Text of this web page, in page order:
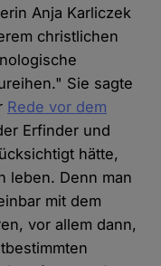
Anja Karliczek
christlichen
Sie sagte
Rede vor dem
Erfinder und
hätte,
leben. Denn man
mit dem
vor allem dann,